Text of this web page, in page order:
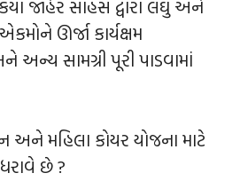
જાહેર સાહસ દ્વારા લઘુ અને
ઊર્જા કાર્યક્ષમ
સામગ્રી પૂરી પાડવામાં
અને મહિલા કોયર યોજના માટે
છે ?